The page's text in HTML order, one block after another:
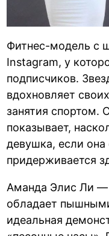
Фитнес-модель с
Instagram, у
подписчиков.
вдохновляет
занятия спортом.
показывает,
девушка, если
придерживается
Аманда Элис Ли —
обладает
идеальная